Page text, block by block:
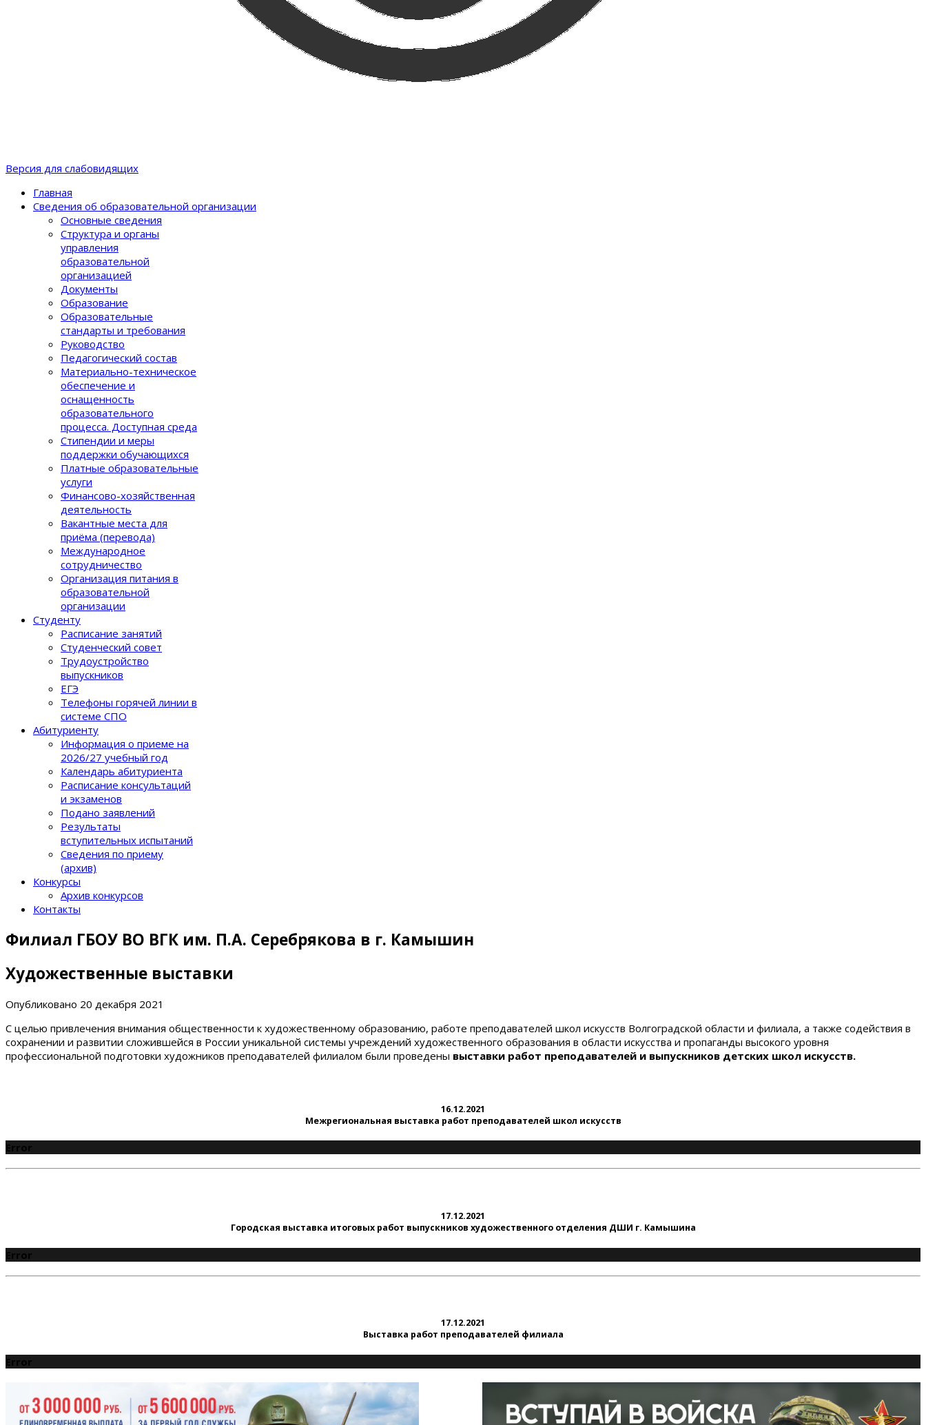
Версия для слабовидящих
Главная
Сведения об образовательной организации
Основные сведения
Структура и органы
управления
образовательной
организацией
Документы
Образование
Образовательные
стандарты и требования
Руководство
Педагогический состав
Материально-техническое
обеспечение и
оснащенность
образовательного
процеcса. Доступная среда
Стипендии и меры
поддержки обучающихся
Платные образовательные
услуги
Финансово-хозяйственная
деятельность
Вакантные места для
приёма (перевода)
Международное
сотрудничество
Организация питания в
образовательной
организации
Студенту
Расписание занятий
Студенческий совет
Трудоустройство
выпускников
ЕГЭ
Телефоны горячей линии в
системе СПО
Абитуриенту
Информация о приеме на
2026/27 учебный год
Календарь абитуриента
Расписание консультаций
и экзаменов
Подано заявлений
Результаты
вступительных испытаний
Сведения по приему
(архив)
Конкурсы
Архив конкурсов
Контакты
Филиал ГБОУ ВО ВГК им. П.А. Серебрякова в г. Камышин
Художественные выставки
Опубликовано 20 декабря 2021
С целью привлечения внимания общественности к художественному образованию, работе преподавателей школ искусств Волгоградской области и филиала, а также содействия в
сохранении и развитии сложившейся в России уникальной системы учреждений художественного образования в области искусства и пропаганды высокого уровня
профессиональной подготовки художников преподавателей филиалом были проведены выставки работ преподавателей и выпускников детских школ искусств.
16.12.2021
Межрегиональная выставка работ преподавателей школ искусств
Error
17.12.2021
Городская выставка итоговых работ выпускников художественного отделения ДШИ г. Камышина
Error
17.12.2021
Выставка работ преподавателей филиала
Error